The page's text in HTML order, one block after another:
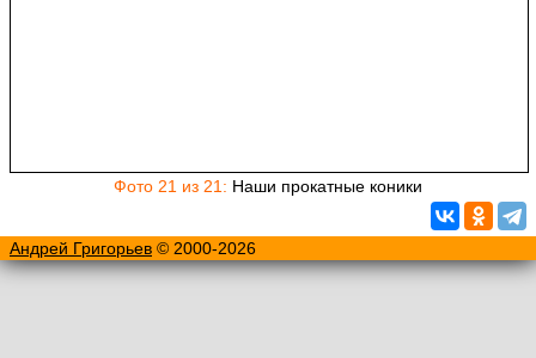
Фото 21 из 21: Наши прокатные коники
Андрей Григорьев © 2000-2026